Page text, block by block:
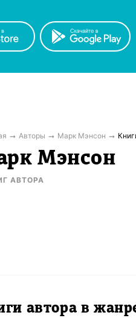
Авторы Марк Мэнсон
Мэнсон
АВТОРА
автора в